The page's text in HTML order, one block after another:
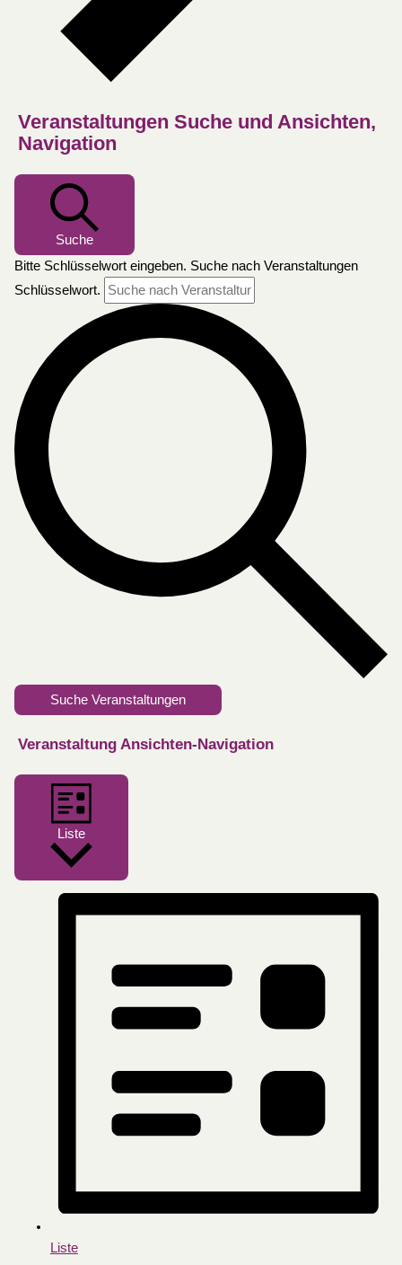
Veranstaltungen Suche und Ansichten,
Navigation
Suche
Bitte Schlüsselwort eingeben. Suche nach Veranstaltungen
Schlüsselwort.
Suche Veranstaltungen
Veranstaltung Ansichten-Navigation
Liste
Liste